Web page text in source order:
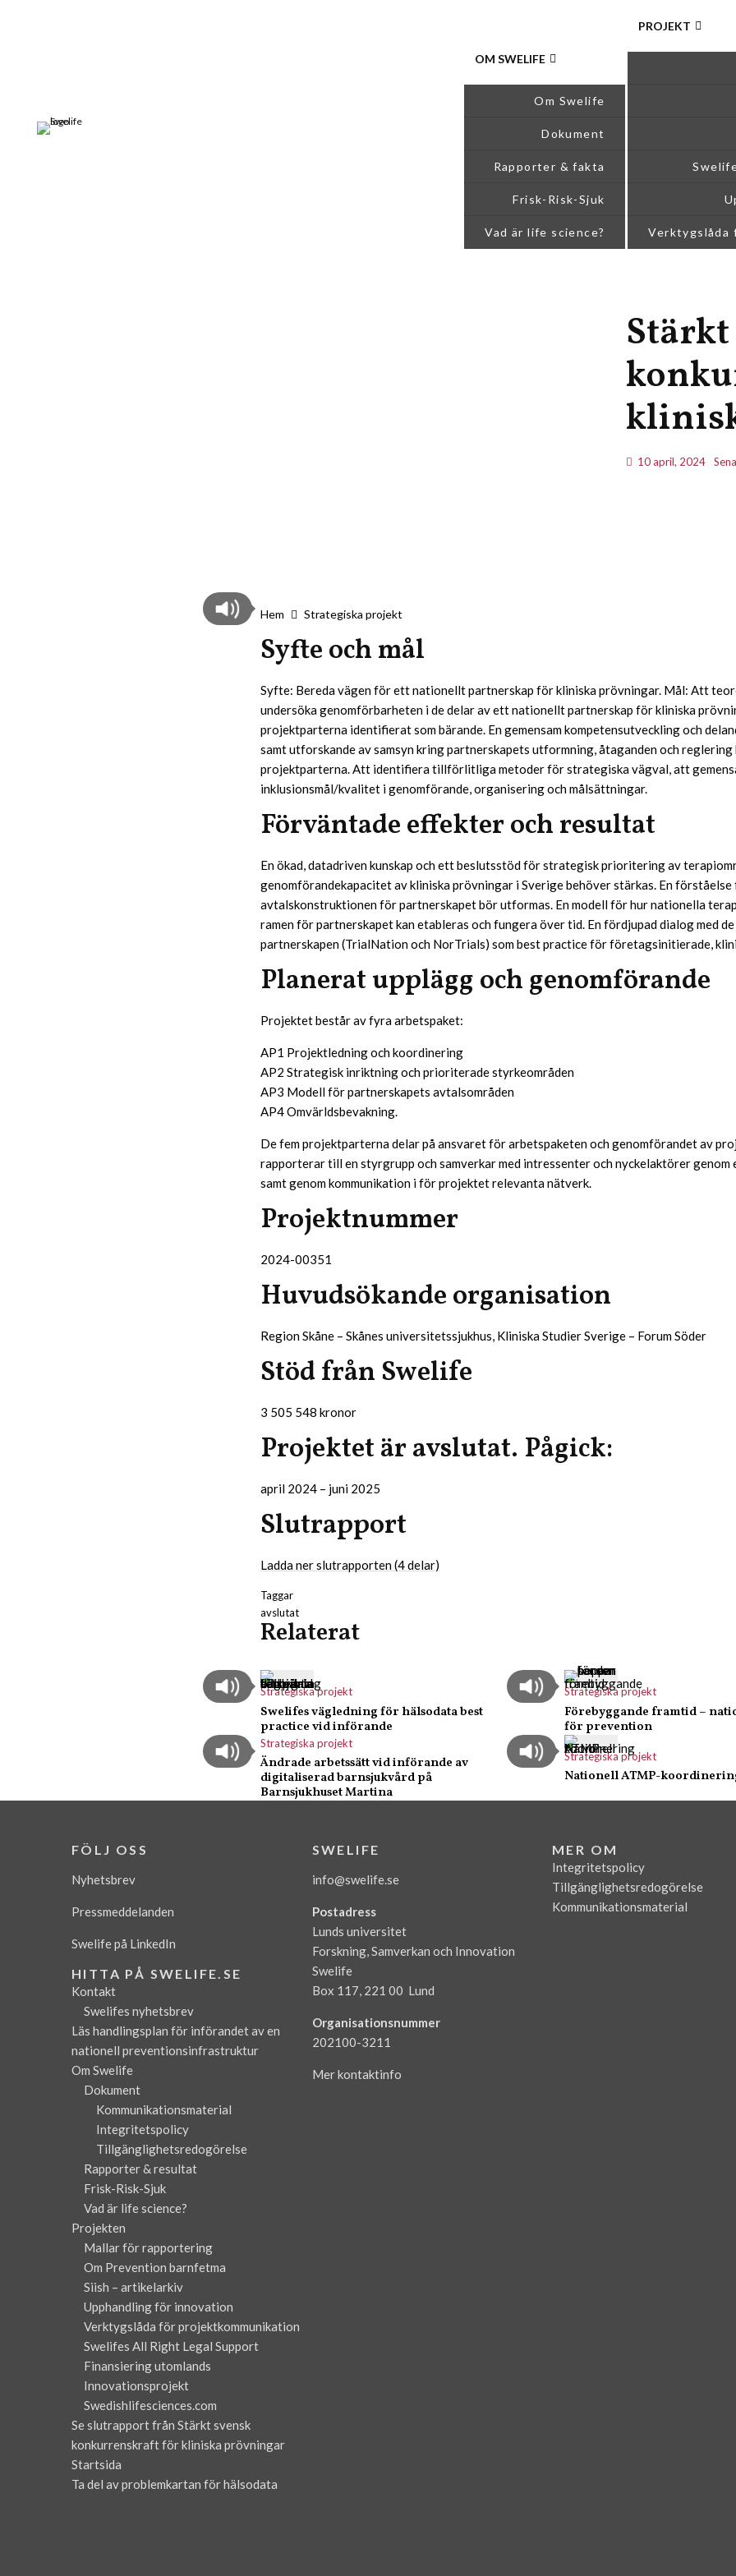
OM SWELIFE
Om Swelife
Dokument
Rapporter & fakta
Frisk-Risk-Sjuk
Vad är life science?
PROJEKT
Verktygslåda
10 april, 2024
Hem Strategiska projekt
Syfte och mål
Syfte: Bereda vägen för ett nationellt partnerskap för kliniska prövningar. Mål: Att
undersöka genomförbarheten i de delar av ett nationellt partnerskap för kliniska
projektparterna identifierat som bärande. En gemensam kompetensutveckling och
samt utforskande av samsyn kring partnerskapets utformning, åtaganden och reglering
projektparterna. Att identifiera tillförlitliga metoder för strategiska vägval, att
inklusionsmål/kvalitet i genomförande, organisering och målsättningar.
Förväntade effekter och resultat
En ökad, datadriven kunskap och ett beslutsstöd för strategisk prioritering av
genomförandekapacitet av kliniska prövningar i Sverige behöver stärkas. En
avtalskonstruktionen för partnerskapet bör utformas. En modell för hur nationella
ramen för partnerskapet kan etableras och fungera över tid. En fördjupad dialog med de
partnerskapen (TrialNation och NorTrials) som best practice för företagsinitierade,
Planerat upplägg och genomförande
Projektet består av fyra arbetspaket:
AP1 Projektledning och koordinering
AP2 Strategisk inriktning och prioriterade styrkeområden
AP3 Modell för partnerskapets avtalsområden
AP4 Omvärldsbevakning.
De fem projektparterna delar på ansvaret för arbetspaketen och genomförandet av
rapporterar till en styrgrupp och samverkar med intressenter och nyckelaktörer genom
samt genom kommunikation i för projektet relevanta nätverk.
Projektnummer
2024-00351
Huvudsökande organisation
Region Skåne – Skånes universitetssjukhus, Kliniska Studier Sverige – Forum Söder
Stöd från Swelife
3 505 548 kronor
Projektet är avslutat. Pågick:
april 2024 – juni 2025
Slutrapport
Ladda ner slutrapporten (4 delar)
Taggar
avslutat
Relaterat
Strategiska projekt
Swelifes vägledning för hälsodata best
practice vid införande
Strategiska projekt
Förebyggande framtid –
för prevention
Strategiska projekt
Ändrade arbetssätt vid införande av
digitaliserad barnsjukvård på
Barnsjukhuset Martina
Strategiska projekt
Nationell ATMP-
FÖLJ OSS
Nyhetsbrev
Pressmeddelanden
Swelife på LinkedIn
HITTA PÅ SWELIFE.SE
Kontakt
Swelifes nyhetsbrev
Läs handlingsplan för införandet av en
nationell preventionsinfrastruktur
Om Swelife
Dokument
Kommunikationsmaterial
Integritetspolicy
Tillgänglighetsredogörelse
Rapporter & resultat
Frisk-Risk-Sjuk
Vad är life science?
Projekten
Mallar för rapportering
Om Prevention barnfetma
Siish – artikelarkiv
Upphandling för innovation
Verktygslåda för projektkommunikation
Swelifes All Right Legal Support
Finansiering utomlands
Innovationsprojekt
Swedishlifesciences.com
Se slutrapport från Stärkt svensk
konkurrenskraft för kliniska prövningar
Startsida
Ta del av problemkartan för hälsodata
SWELIFE
info@swelife.se
Postadress
Lunds universitet
Forskning, Samverkan och Innovation
Swelife
Box 117, 221 00 Lund
Organisationsnummer
202100-3211
Mer kontaktinfo
MER OM
Integritetspolicy
Tillgänglighetsredogörelse
Kommunikationsmaterial